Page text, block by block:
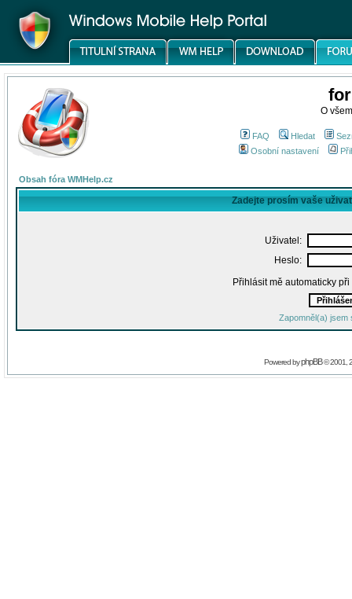
O
FAQ Hledat
Osobní nastavení
Obsah fóra WMHelp.cz
Zadejte prosím vaše
Uživatel:
Heslo:
Přihlásit mě automaticky
Zapomněl(a) jsem
Powered byphpBB© 2001,